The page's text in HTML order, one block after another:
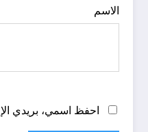
الاسم
احفظ اسمي، بريدي